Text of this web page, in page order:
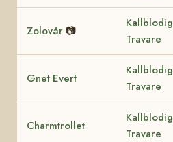
Zolovår 📷
Kallblodig
Travare
Gnet Evert
Kallblodig
Travare
Charmtrollet
Kallblodig
Travare